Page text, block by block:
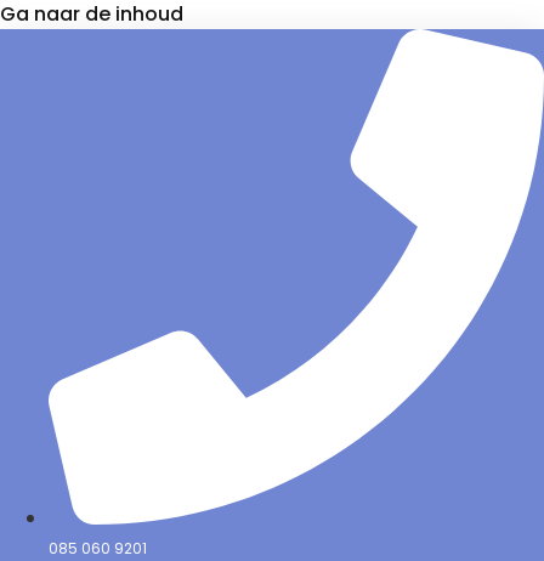
Ga naar de inhoud
085 060 9201